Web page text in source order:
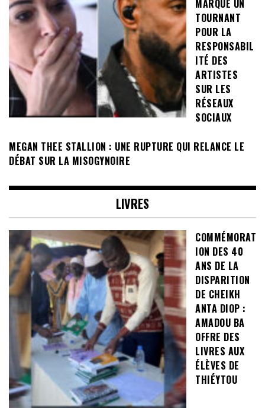
MARQUE UN
TOURNANT
POUR LA
RESPONSABIL
ITÉ DES
ARTISTES
SUR LES
RÉSEAUX
SOCIAUX
MEGAN THEE STALLION : UNE RUPTURE QUI RELANCE LE
DÉBAT SUR LA MISOGYNOIRE
LIVRES
COMMÉMORAT
ION DES 40
ANS DE LA
DISPARITION
DE CHEIKH
ANTA DIOP :
AMADOU BA
OFFRE DES
LIVRES AUX
ÉLÈVES DE
THIÉYTOU